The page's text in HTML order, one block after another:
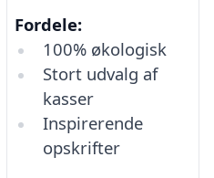
Fordele:
100% økologisk
Stort udvalg af
kasser
Inspirerende
opskrifter